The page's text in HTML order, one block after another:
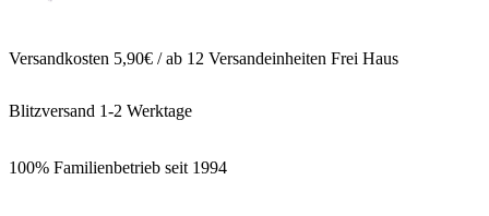
Versandkosten 5,90€ / ab 12 Versandeinheiten Frei Haus
Blitzversand 1-2 Werktage
100% Familienbetrieb seit 1994